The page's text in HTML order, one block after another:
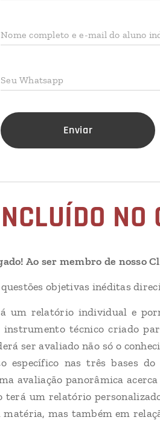
Nome completo e e-mail do aluno
Seu Whatsapp
Enviar
NO
Ao ser membro de nosso
objetivas inéditas
um relatório individual e
instrumento técnico criado
ser avaliado não só o
específico nas três bases
avaliação panorâmica
terá um relatório
matéria, mas também em